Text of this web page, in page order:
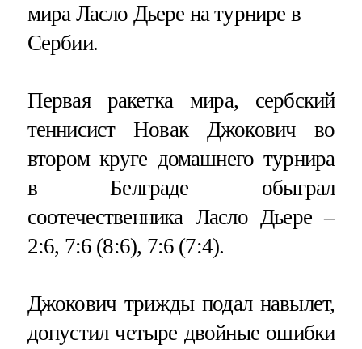
мира Ласло Дьере на турнире в
Сербии.
Первая ракетка мира, сербский
теннисист Новак Джокович во
втором круге домашнего турнира
в Белграде обыграл
соотечественника Ласло Дьере –
2:6, 7:6 (8:6), 7:6 (7:4).
Джокович трижды подал навылет,
допустил четыре двойные ошибки